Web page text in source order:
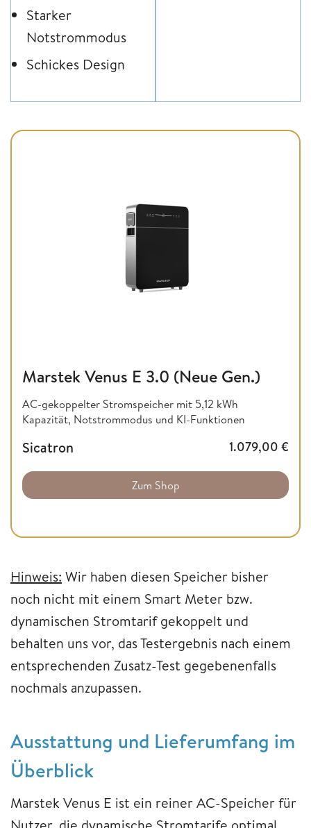
Starker
Notstrommodus
Schickes Design
Marstek Venus E 3.0 (Neue Gen.)
AC-gekoppelter Stromspeicher mit 5,12 kWh
Kapazität, Notstrommodus und KI-Funktionen
Sicatron 1.079,00 €
Zum Shop
Hinweis: Wir haben diesen Speicher bisher
noch nicht mit einem Smart Meter bzw.
dynamischen Stromtarif gekoppelt und
behalten uns vor, das Testergebnis nach einem
entsprechenden Zusatz-Test gegebenenfalls
nochmals anzupassen.
Ausstattung und Lieferumfang im
Überblick
Marstek Venus E ist ein reiner AC-Speicher für